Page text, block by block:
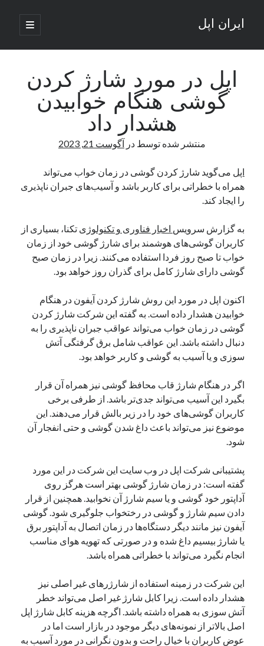
ایران اپل
باز
کردن
اصلی
نوار
کناری
جستجو
نوشته‌های تازه
راه‌های اتصال موبایل و کامپیوتر به یکدیگر: تجربه‌ای یکپارچه و کاربردی
انتقاد کاربران از اتمام زودهنگام بسته‌های اینترنت ایرانسل همزمان با شرایط
ادعای نت‌بلاکس: قطعی اینترنت ایران بیش از 120 ساعت ادامه یافت؛ اتصال
کشور به حدود یک درصد رسید
قطعی اینترنت در ایران از مرز 48 ساعت گذشت!
گوشی HMD Luma با دوربین 50 مگاپیکسل و نمایشگر 120 هرتز رونمایی شد
آخرین دیدگاه‌ها
یک نویسنده دیدگاه وردپرسدرتعمیرات تخصصی فیس آیدی
بایگانی‌ها
مارس 2026
فوریه 2026
دسامبر 2025
نوامبر 2025
آگوست 2025
جولای 2025
ژوئن 2025
آوریل 2025
مارس 2025
فوریه 2025
ژانویه 2025
دسامبر 2024
نوامبر 2024
اکتبر 2024
آگوست 2024
جولای 2024
ژوئن 2024
می 2024
آوریل 2024
اپل در مورد شارژ کردن
گوشی هنگام خوابیدن
هشدار داد
منتشر شده توسط در آگوست 21, 2023
اپل می‌گوید شارژ کردن گوشی در زمان خواب می‌تواند
همراه با خطراتی برای کاربر باشد و آسیب‌های جبران ناپذیری
را ایجاد کند.
به گزارش سرویس اخبار فناوری و تکنولوژی تکنا، بسیاری از
کاربران گوشی‌های هوشمند برای شارژ گوشی خود از زمان
خواب تا صبح روز فردا استفاده می‌کنند. زیرا در زمان صبح
گوشی دارای شارژ کامل برای گذران روز خواهد بود.
اکنون اپل در مورد این روش شارژ کردن آیفون در هنگام
خوابیدن هشدار داده است. به گفته این شرکت شارژ کردن
گوشی در زمان خواب می‌تواند عواقب جبران ناپذیری را به
دنبال داشته باشد. این عواقب شامل برق گرفتگی آتش
سوزی و یا آسیب به گوشی و کاربر خواهد بود.
اگر در هنگام شارژ قاب محافظ گوشی نیز همراه آن قرار
بگیرد این آسیب می‌تواند جدی‌تر باشد. از طرفی برخی
کاربران گوشی‌های خود را در زیر بالش قرار می‌دهند. این
موضوع نیز می‌تواند باعث داغ شدن گوشی و حتی انفجار آن
شود.
پشتیبانی شرکت اپل در وب سایت این شرکت در این مورد
گفته است: در زمان شارژ گوشی بهتر است هرگز روی
آداپتور خود گوشی و یا سیم شارژ آن نخوابید. همچنین از قرار
دادن سیم شارژ و گوشی در رختخواب جلوگیری شود. گوشی
آیفون نیز مانند دیگر دستگاه‌ها در زمان اتصال به آداپتور برق
یا شارژ بیسیم داغ شده و در صورتی که تهویه هوای مناسب
انجام نگیرد می‌تواند با خطراتی همراه باشد.
این شرکت در زمینه استفاده از شارژرهای غیر اصلی نیز
هشدار داده است. زیرا کابل شارژ غیر اصل می‌تواند خطر
آتش سوزی به همراه داشته باشد. اگرچه هزینه کابل شارژ اپل
اصل بالاتر از نمونه‌های دیگر موجود در بازار است اما در
عوض کاربران با خیال راحت و بدون نگرانی در مورد آسیب به